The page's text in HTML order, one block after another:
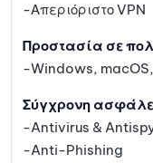
-Απεριόριστο VPN
Προστασία σε
-Windows,
Σύγχρονη
-Antivirus &
-Anti-Phishing